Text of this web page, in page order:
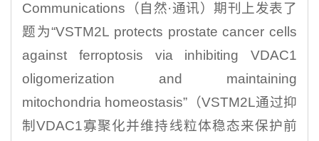
Communications（自然·通讯）期刊上发表了
题为“VSTM2L protects prostate cancer cells
against ferroptosis via inhibiting VDAC1
oligomerization and maintaining
mitochondria homeostasis”（VSTM2L通过抑
制VDAC1寡聚化并维持线粒体稳态来保护前